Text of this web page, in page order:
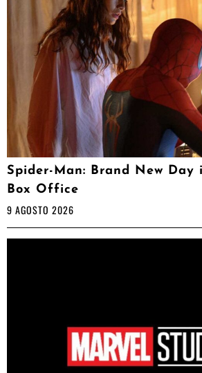
Spider-Man: Brand New Day
Box Office
9 AGOSTO 2026